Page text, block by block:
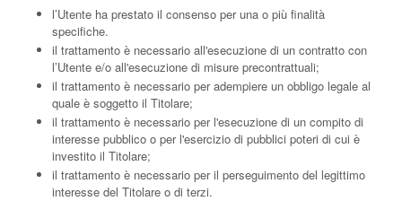
l’Utente ha prestato il consenso per una o più finalità
specifiche.
il trattamento è necessario all'esecuzione di un contratto con
l’Utente e/o all'esecuzione di misure precontrattuali;
il trattamento è necessario per adempiere un obbligo legale al
quale è soggetto il Titolare;
il trattamento è necessario per l'esecuzione di un compito di
interesse pubblico o per l'esercizio di pubblici poteri di cui è
investito il Titolare;
il trattamento è necessario per il perseguimento del legittimo
interesse del Titolare o di terzi.